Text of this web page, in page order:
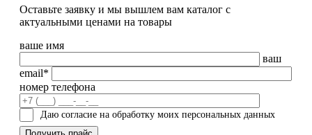
Оставьте заявку и мы вышлем вам каталог с
актуальными ценами на товары
ваше имя
ваш
email*
номер телефона
Даю согласие на обработку моих персональных данных